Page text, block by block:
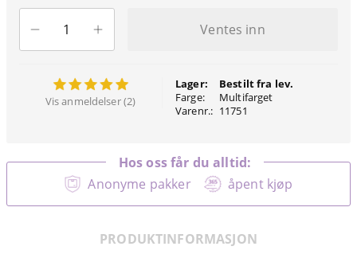
Ventes inn
Vis anmeldelser (2)
Lager:
Farge:
Varenr.:
Bestilt fra lev.
Multifarget
11751
Anonyme pakker åpent kjøp
Hos oss får du alltid:
PRODUKTINFORMASJON